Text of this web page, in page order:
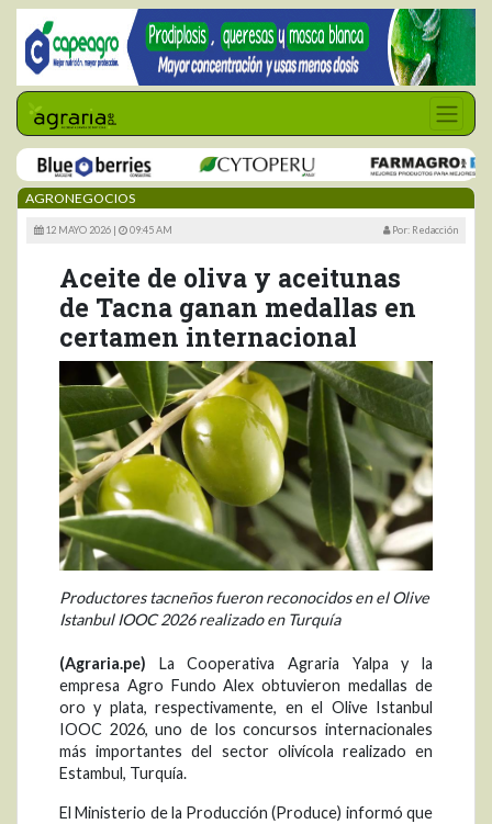
AGRONEGOCIOS
12 MAYO 2026 | 09:45 AM Por: Redacción
Aceite de oliva y aceitunas
de Tacna ganan medallas en
certamen internacional
Productores tacneños fueron reconocidos en el Olive
Istanbul IOOC 2026 realizado en Turquía
(Agraria.pe) La Cooperativa Agraria Yalpa y la
empresa Agro Fundo Alex obtuvieron medallas de
oro y plata, respectivamente, en el Olive Istanbul
IOOC 2026, uno de los concursos internacionales
más importantes del sector olivícola realizado en
Estambul, Turquía.
El Ministerio de la Producción (Produce) informó que